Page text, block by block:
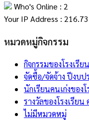
Who's Online : 2
Your IP Address :
หมวดหมู่กิจกรรม
กิจกรรมของโรงเรียน
จัดซื้อ/จัดจ้าง ปีงบ
นักเรียนคนเก่งของโ
รางวัลของโรงเรีย
ไม่มีหมวดหมู่